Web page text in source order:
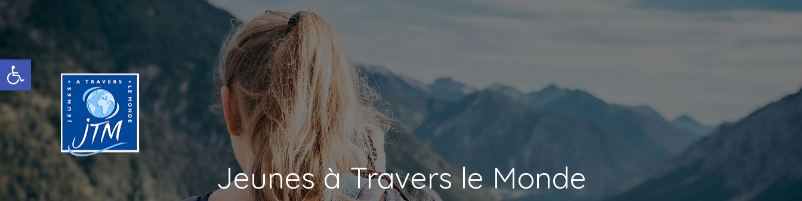
Ouvrir la barre d’outils
Jeunes à Travers le Monde